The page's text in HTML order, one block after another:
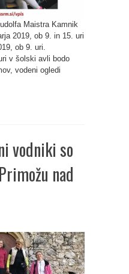
Maistra Kamnik
2019, ob 9. in 15. uri
ob 9. uri.
v šolski avli bodo
vodeni ogledi
vodniki so
nad